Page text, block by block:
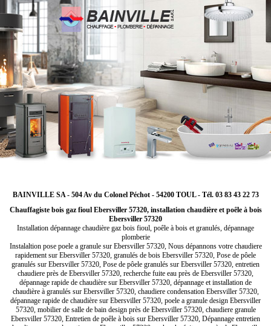
BAINVILLE SA - 504 Av du Colonel Péchot - 54200 TOUL - Tél. 03 83 43 22 73
Chauffagiste bois gaz fioul Ebersviller 57320, installation chaudière et poêle à bois
Ebersviller 57320
Installation dépannage chaudière gaz bois fioul, poêle à bois et granulés, dépannage
plomberie
Instalaltion pose poele a granule sur Ebersviller 57320, Nous dépannons votre chaudiere
rapidement sur Ebersviller 57320, granulés de bois Ebersviller 57320, Pose de pôele
granulés sur Ebersviller 57320, Pose de pôele granulés sur Ebersviller 57320, entretien
chaudiere près de Ebersviller 57320, recherche fuite eau près de Ebersviller 57320,
dépannage rapide de chaudière sur Ebersviller 57320, dépannage et installation de
chaudière à granulés sur Ebersviller 57320, chaudiere condensation Ebersviller 57320,
dépannage rapide de chaudière sur Ebersviller 57320, poele a granule design Ebersviller
57320, mobilier de salle de bain design près de Ebersviller 57320, chaudiere granule
Ebersviller 57320, Entretien de poêle à bois sur Ebersviller 57320, Dépannage entretien